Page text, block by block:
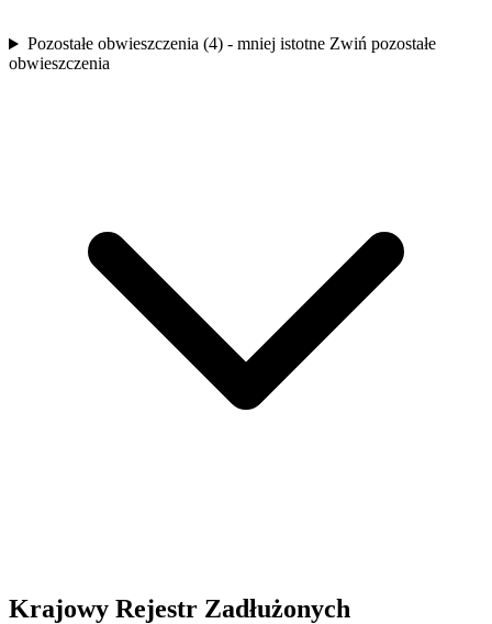
Pozostałe obwieszczenia (4) - mniej istotne Zwiń pozostałe
obwieszczenia
Krajowy Rejestr Zadłużonych